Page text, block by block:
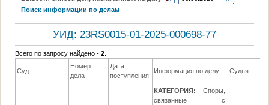
Поиск информации по делам
УИД: 23RS0015-01-2025-000698-77
Всего по запросу найдено -2
Суд
Номер
дела
Дата
поступления
Информация по делу Судья
КАТЕГОРИЯ:
Споры,
связанные с